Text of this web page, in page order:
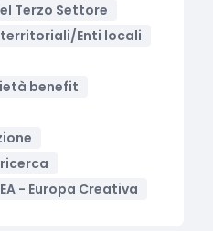
Terzo Settore
territoriali/Enti locali
benefit
- Europa Creativa